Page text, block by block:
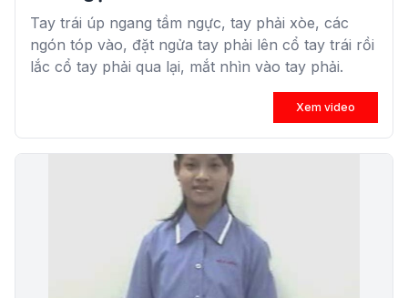
Tay trái úp ngang tầm ngực, tay phải xòe, các
ngón tóp vào, đặt ngửa tay phải lên cổ tay trái rồi
lắc cổ tay phải qua lại, mắt nhìn vào tay phải.
Xem video